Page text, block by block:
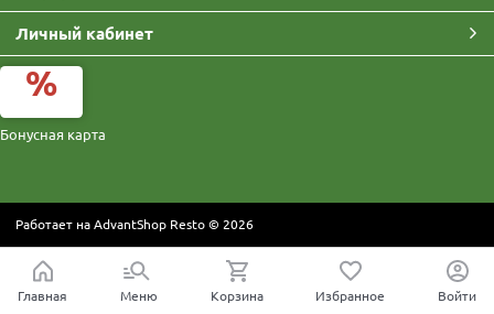
Личный кабинет
Бонусная карта
Работает на AdvantShop Resto © 2026
Главная Меню Корзина Избранное Войти